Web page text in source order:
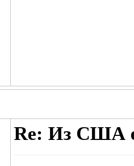
Re: Из США